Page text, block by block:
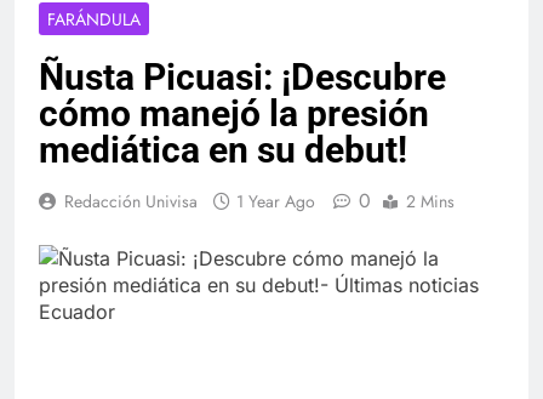
FARÁNDULA
Ñusta Picuasi: ¡Descubre
cómo manejó la presión
mediática en su debut!
Redacción Univisa 1 Year Ago 0 2 Mins